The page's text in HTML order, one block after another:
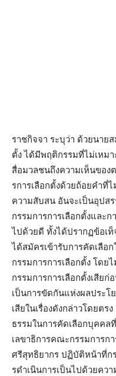
ราชกิจจา ระบุว่า ด้วยนาย
ตั้ง ได้มีพฤติกรรมที่ไม่เหม
สื่อมวลชนถึงความเห็นของ
รการเลือกตั้งด้วยถ้อยคําที่
ความสับสน อันจะเป็นอุปส
กรรมการการเลือกตั้งและก
ไปด้วยดี ทั้งได้ปรากฏข้อเ
ได้สมัครเข้ารับการคัดเลือ
กรรมการการเลือกตั้ง โด
กรรมการการเลือกตั้งเสียก่
เป็นการขัดกันแห่งผลประโ
เสียในเรื่องดังกล่าวโดยต
ธรรมในการคัดเลือกบุคคล
เลขาธิการคณะกรรมการก
ศรีสุทธิยากร ปฏิบัติหน้าที่ก
รดําเนินการเป็นไปด้วยคว